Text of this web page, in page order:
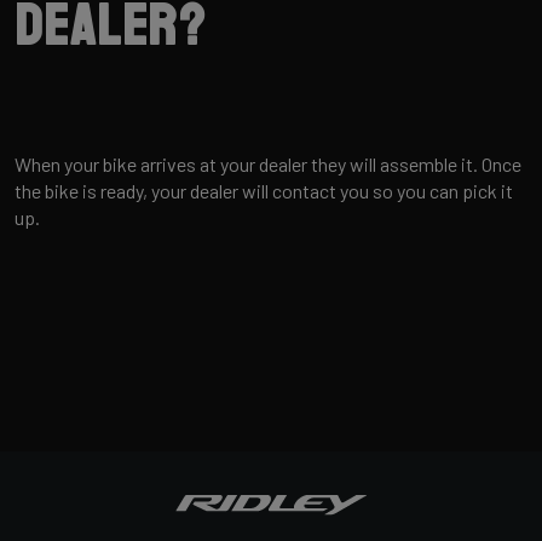
dealer?
When your bike arrives at your dealer they will assemble it. Once
the bike is ready, your dealer will contact you so you can pick it
up.